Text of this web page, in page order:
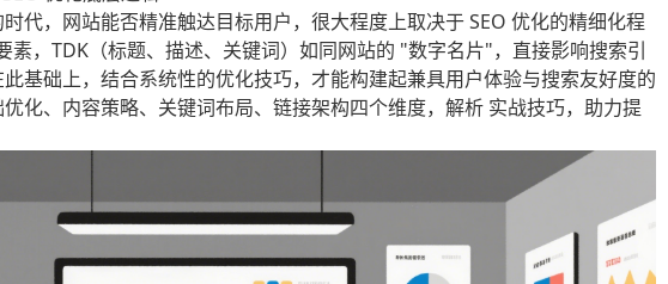
代，网站能否精准触达目标用户，很大程度上取决于 SEO 优化的精细化程
素，TDK（标题、描述、关键词）如同网站的 "数字名片"，直接影响搜索引
基础上，结合系统性的优化技巧，才能构建起兼具用户体验与搜索友好度的
化、内容策略、关键词布局、链接架构四个维度，解析 实战技巧，助力提